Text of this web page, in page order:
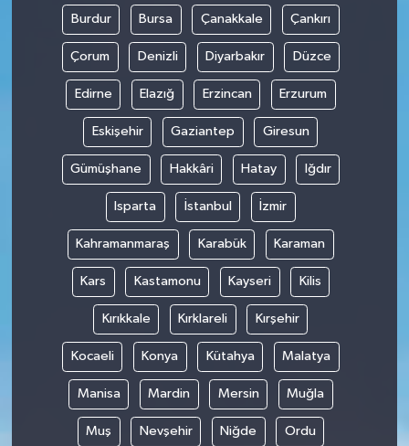
Burdur Bursa Çanakkale Çankırı
Çorum Denizli Diyarbakır Düzce
Edirne Elazığ Erzincan Erzurum
Eskişehir Gaziantep Giresun
Gümüşhane Hakkâri Hatay Iğdır
Isparta İstanbul İzmir
Kahramanmaraş Karabük Karaman
Kars Kastamonu Kayseri Kilis
Kırıkkale Kırklareli Kırşehir
Kocaeli Konya Kütahya Malatya
Manisa Mardin Mersin Muğla
Muş Nevşehir Niğde Ordu